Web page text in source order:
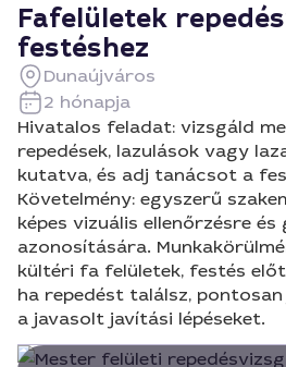
Fafelületek
festéshez
Dunaújváros
2 hónapja
Hivatalos feladat: vizsgáld
repedések, lazulások vagy
kutatva, és adj tanácsot a
Követelmény: egyszerű
képes vizuális ellenőrzésre
azonosítására.
kültéri fa felületek, festés
ha repedést találsz,
a javasolt javítási lépéseket.